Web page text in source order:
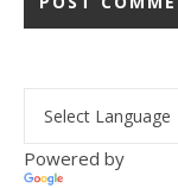
Powered by